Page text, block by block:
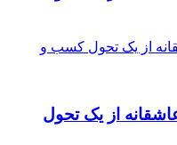
از یک تحول